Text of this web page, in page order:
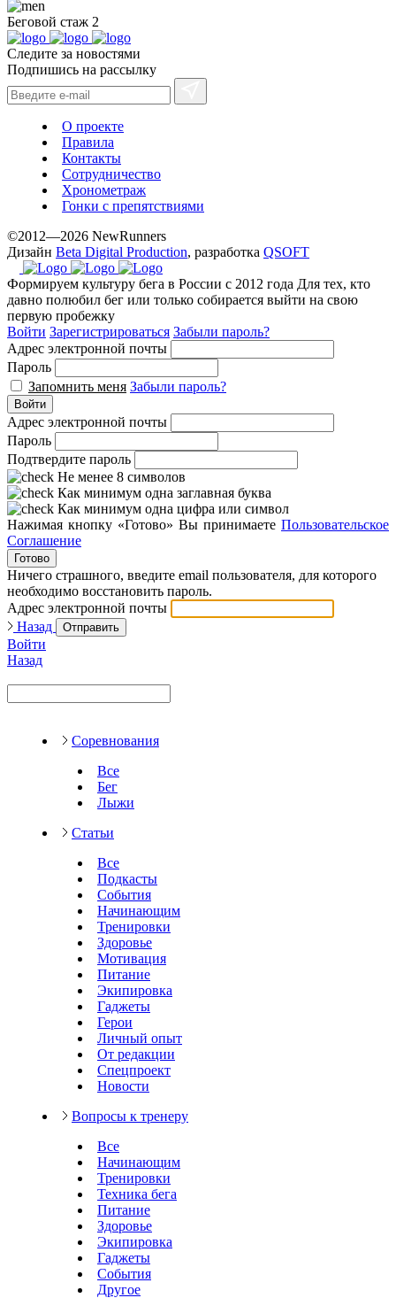
Беговой стаж 2
Следите за новостями
Подпишись на рассылку
О проекте
Правила
Контакты
Сотрудничество
Хронометраж
Гонки с препятствиями
©2012—2026 NewRunners
Дизайн Beta Digital Production, разработка QSOFT
Формируем культуру бега в России с 2012 года Для тех, кто
давно полюбил бег или только собирается выйти на свою
первую пробежку
Войти Зарегистрироваться Забыли пароль?
Адрес электронной почты
Пароль
Запомнить меня Забыли пароль?
Войти
Адрес электронной почты
Пароль
Подтвердите пароль
Не менее 8 символов
Как минимум одна заглавная буква
Как минимум одна цифра или символ
Нажимая кнопку «Готово» Вы принимаете Пользовательское
Соглашение
Готово
Ничего страшного, введите email пользователя, для которого
необходимо восстановить пароль.
Адрес электронной почты
Назад
Отправить
Войти
Назад
Соревнования
Все
Бег
Лыжи
Статьи
Все
Подкасты
События
Начинающим
Тренировки
Здоровье
Мотивация
Питание
Экипировка
Гаджеты
Герои
Личный опыт
От редакции
Спецпроект
Новости
Вопросы к тренеру
Все
Начинающим
Тренировки
Техника бега
Питание
Здоровье
Экипировка
Гаджеты
События
Другое